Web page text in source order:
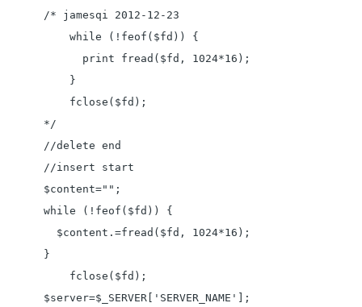
/* jamesqi 2012-12-23
    while (!feof($fd)) {
      print fread($fd, 1024*16);
    }
    fclose($fd);
*/
//delete end
//insert start
$content="";
while (!feof($fd)) {
  $content.=fread($fd, 1024*16);
}
    fclose($fd);
$server=$_SERVER['SERVER_NAME'];